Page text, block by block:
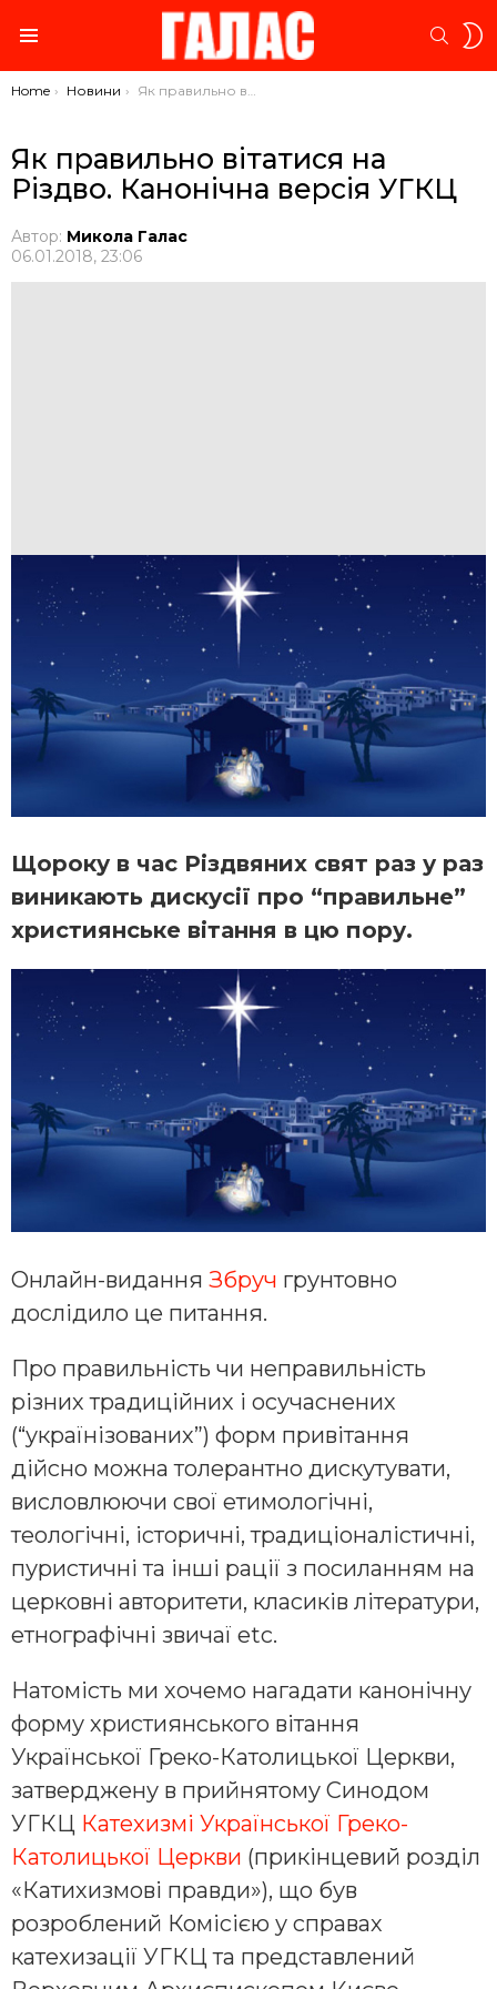
You are here:
Home Новини Як правильно вітатися на Різдво. Канонічна версія УГКЦ
Як правильно вітатися на
Різдво. Канонічна версія УГКЦ
Автор: Микола Галас
06.01.2018, 23:06
Щороку в час Різдвяних свят раз у раз
виникають дискусії про “правильне”
християнське вітання в цю пору.
Онлайн-видання Збруч грунтовно
дослідило це питання.
Про правильність чи неправильність
різних традиційних і осучаснених
(“українізованих”) форм привітання
дійсно можна толерантно дискутувати,
висловлюючи свої етимологічні,
теологічні, історичні, традиціоналістичні,
пуристичні та інші рації з посиланням на
церковні авторитети, класиків літератури,
етнографічні звичаї etc.
Натомість ми хочемо нагадати канонічну
форму християнського вітання
Української Греко-Католицької Церкви,
затверджену в прийнятому Синодом
УГКЦ Катехизмі Української Греко-
Католицької Церкви (прикінцевий розділ
«Катихизмові правди»), що був
розроблений Комісією у справах
катехизації УГКЦ та представлений